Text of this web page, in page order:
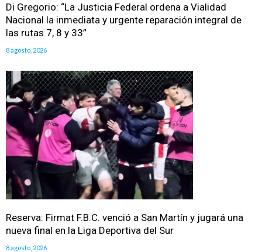
Di Gregorio: “La Justicia Federal ordena a Vialidad
Nacional la inmediata y urgente reparación integral de
las rutas 7, 8 y 33”
8 agosto, 2026
Reserva: Firmat F.B.C. venció a San Martín y jugará una
nueva final en la Liga Deportiva del Sur
8 agosto, 2026